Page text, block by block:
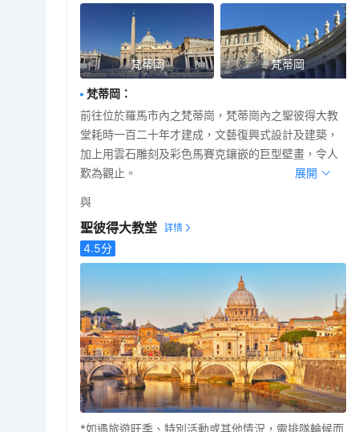
梵蒂岡 梵蒂岡
梵蒂岡 ：
前往位於羅馬市內之梵蒂崗，梵蒂崗內之聖彼得大教
堂耗時一百二十年才建成，文藝復興式設計及建築，
加上用雲石雕刻及彩色馬賽克鑲嵌的巨型壁畫，令人
歎為觀止。
展開
與
聖彼得大教堂
4.5分
*如遇旅遊旺季、特別活動或其他情況，需排隊輪候而